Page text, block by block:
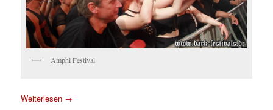
Amphi Festival
Weiterlesen →